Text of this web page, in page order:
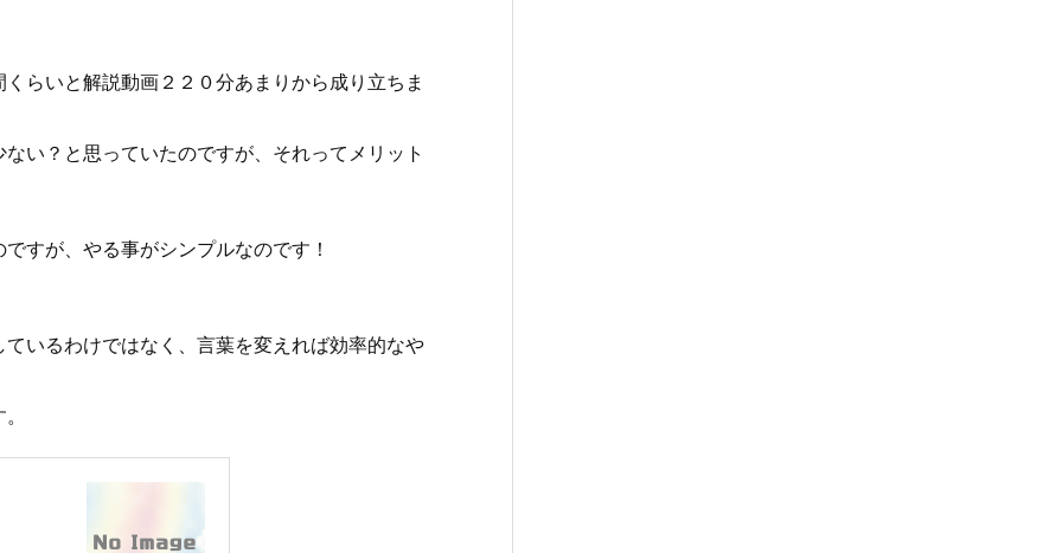
らいと解説動画２２０分あまりから成り立ちま
い？と思っていたのですが、それってメリット
すが、やる事がシンプルなのです！
いるわけではなく、言葉を変えれば効率的なや